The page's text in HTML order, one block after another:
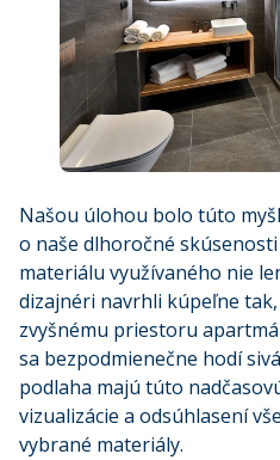
Našou úlohou bolo túto
o naše dlhoročné
materiálu využívaného nie
dizajnéri navrhli kúpeľne
zvyšnému priestoru
sa bezpodmienečne hodí
podlaha majú túto
vizualizácie a odsúhlasení
vybrané materiály.